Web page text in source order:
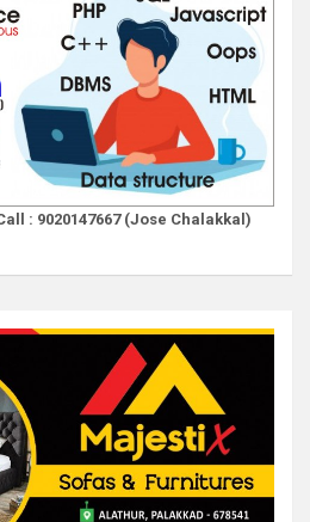
: 9020147667 (Jose Chalakkal)